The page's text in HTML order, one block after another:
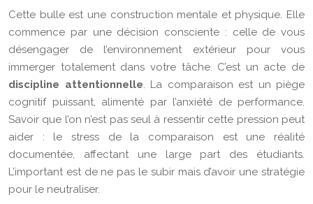
Cette bulle est une construction mentale et physique. Elle
commence par une décision consciente : celle de vous
désengager de l’environnement extérieur pour vous
immerger totalement dans votre tâche. C’est un acte de
discipline attentionnelle. La comparaison est un piège
cognitif puissant, alimenté par l’anxiété de performance.
Savoir que l’on n’est pas seul à ressentir cette pression peut
aider : le stress de la comparaison est une réalité
documentée, affectant une large part des étudiants.
L’important est de ne pas le subir mais d’avoir une stratégie
pour le neutraliser.